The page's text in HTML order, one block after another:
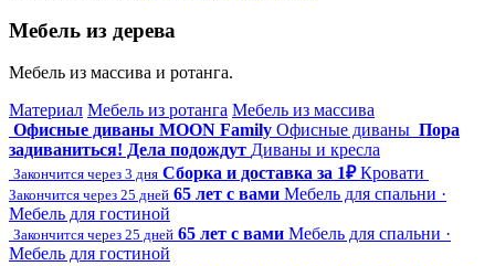
Мебель из дерева
Мебель из массива и ротанга.
Материал Мебель из ротанга Мебель из массива
Офисные диваны MOON Family Офисные диваны Пора
задиваниться! Дела подождут Диваны и кресла
Закончится через 3 дня Сборка и доставка за 1₽ Кровати
Закончится через 25 дней 65 лет с вами Мебель для спальни ·
Мебель для гостиной
Закончится через 25 дней 65 лет с вами Мебель для спальни ·
Мебель для гостиной